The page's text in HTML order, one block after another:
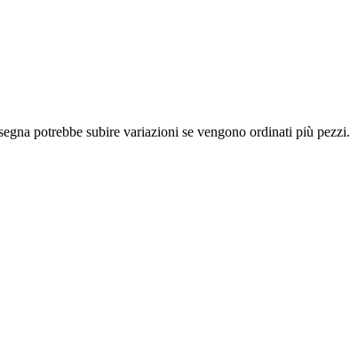
potrebbe subire variazioni se vengono ordinati più pezzi.